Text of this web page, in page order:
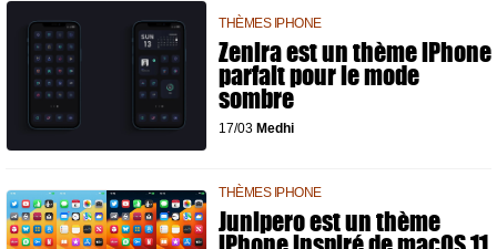
THÈMES IPHONE
Zenira est un thème iPhone
parfait pour le mode
sombre
17/03 Medhi
THÈMES IPHONE
Junipero est un thème